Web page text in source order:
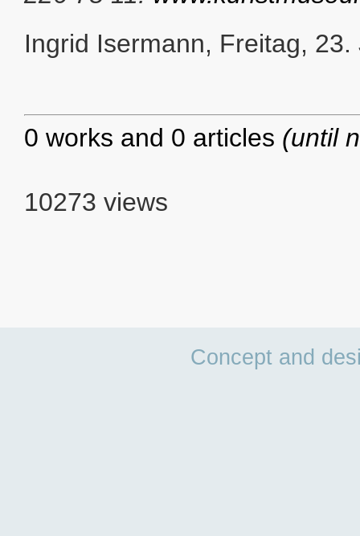
Ingrid Isermann, Freitag,
0 works and 0 articles (until
10273 views
Concept and